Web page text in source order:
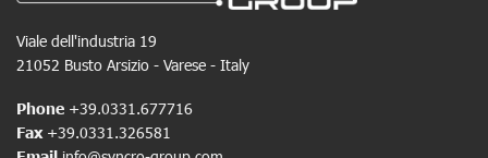
Viale dell'industria 19
21052 Busto Arsizio - Varese - Italy
Phone +39.0331.677716
Fax+39.0331.326581